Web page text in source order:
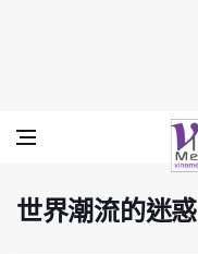
世界潮流的迷惑
Vine Media
葡萄樹傳媒
世界潮流的迷惑